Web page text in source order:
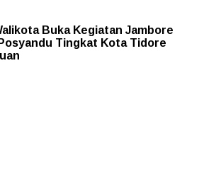
Buka Kegiatan Jambore
Tingkat Kota Tidore